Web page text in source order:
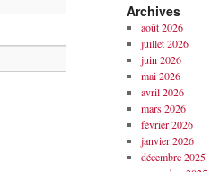
Archives
août 2026
juillet 2026
juin 2026
mai 2026
avril 2026
mars 2026
février 2026
janvier 2026
décembre 2025